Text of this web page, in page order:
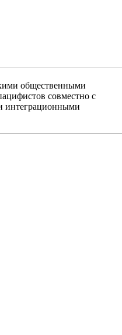
общественными
совместно с
интеграционными